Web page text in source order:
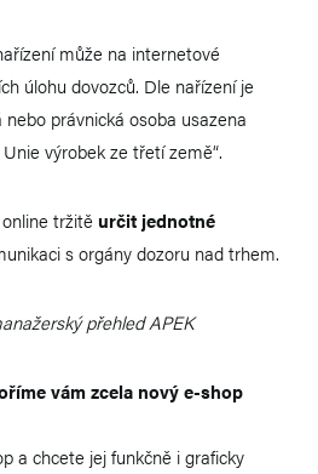
může na internetové
úlohu dovozců. Dle nařízení je
právnická osoba usazena
výrobek ze třetí země“.
tržitě určit jednotné
s orgány dozoru nad trhem.
přehled APEK
vám zcela nový e-shop
a chcete jej funkčně i graficky